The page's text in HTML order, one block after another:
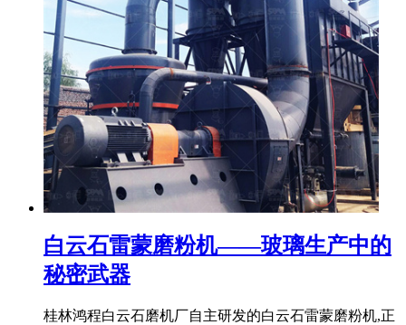
白云石雷蒙磨粉机——玻璃生产中的
秘密武器
桂林鸿程白云石磨机厂自主研发的白云石雷蒙磨粉机,正